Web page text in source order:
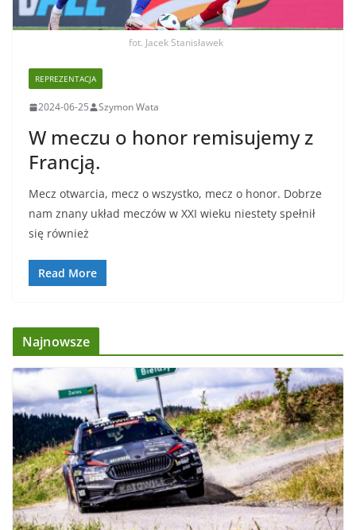
fot. Jacek Stanisławek
REPREZENTACJA
2024-06-25 Szymon Wata
W meczu o honor remisujemy z
Francją.
Mecz otwarcia, mecz o wszystko, mecz o honor. Dobrze
nam znany układ meczów w XXI wieku niestety spełnił
się również
Read More
Najnowsze